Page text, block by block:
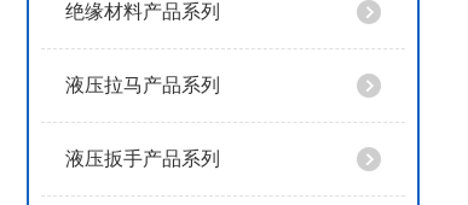
绝缘材料产品系列
液压拉马产品系列
液压扳手产品系列